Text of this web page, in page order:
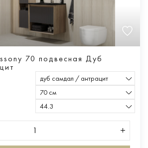
70 подвесная Дуб
дуб самдал / антрацит
70 см
44.3